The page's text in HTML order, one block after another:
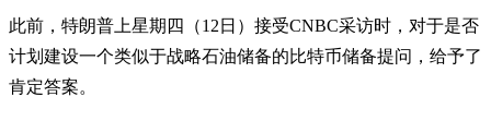
此前，特朗普上星期四（12日）接受CNBC采访时，对于是否
计划建设一个类似于战略石油储备的比特币储备提问，给予了
肯定答案。